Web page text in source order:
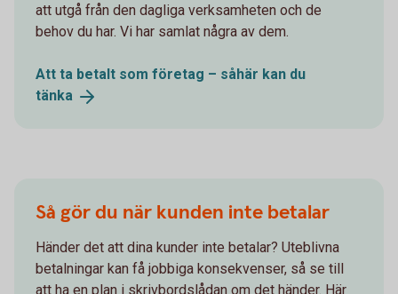
att utgå från den dagliga verksamheten och de
behov du har. Vi har samlat några av dem.
Att ta betalt som företag – såhär kan du
tänka
Så gör du när kunden inte betalar
Händer det att dina kunder inte betalar? Uteblivna
betalningar kan få jobbiga konsekvenser, så se till
att ha en plan i skrivbordslådan om det händer. Här